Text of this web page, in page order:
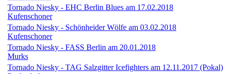
Tornado Niesky - EHC Berlin Blues am 17.02.2018
Kufenschoner
Tornado Niesky - Schönheider Wölfe am 03.02.2018
Kufenschoner
Tornado Niesky - FASS Berlin am 20.01.2018
Murks
Tornado Niesky - TAG Salzgitter Icefighters am 12.11.2017 (Pokal)